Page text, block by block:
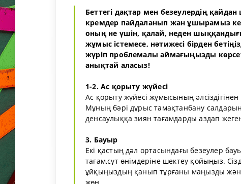
Беттегі дақтар мен безеулердің
кремдер пайдаланып жан ұшырамыз
оның не үшін, қалай, неден
жұмыс істемесе, нәтижесі бірден
жүріп проблемалы аймағыңызды
анықтай аласыз!
1-2. Ас қорыту жүйесі
Ас қорыту жүйесі жұмысының
Мұның бәрі дұрыс тамақтанбану
денсаулыққа зиян тағамдарды аздап
3. Бауыр
Екі қастың дәл ортасындағы безеулер
тағам,сүт өнімдеріне шектеу қойыңыз.
ұйқыңыздың қанып тұрғаны маңызды